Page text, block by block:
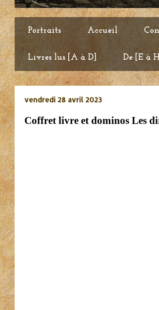
Portraits Accueil
Livres lus [A à D] De [E à
vendredi 28 avril 2023
Coffret livre et dominos Les